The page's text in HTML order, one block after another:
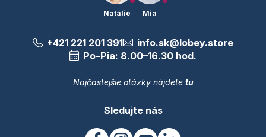
Natálie Mia
+421 221 201 391
info.sk@lobey.store
Po–Pia: 8.00–16.30 hod.
Najčastejšie otázky nájdete tu
Sledujte nás